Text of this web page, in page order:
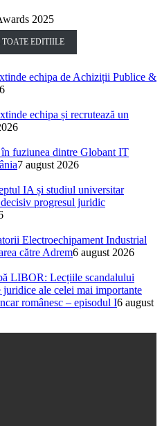
2025
TOATE EDITIILE
echipa de Achiziții Publice &
echipa și recrutează un
fuziunea dintre Globant IT
7 august 2026
IA și studiul universitar
progresul juridic
Electroechipament Industrial
către Adrem6 august 2026
LIBOR: Lecțiile scandalului
ale celei mai importante
românesc – episodul I6 august